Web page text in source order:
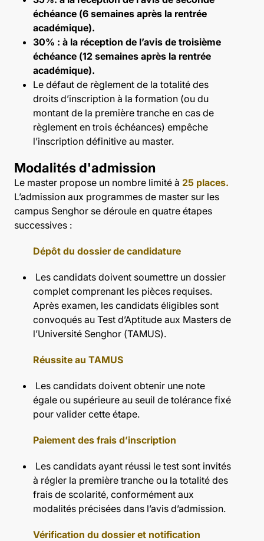
échéance (6 semaines après la rentrée
académique).
30% : à la réception de l’avis de troisième
échéance (12 semaines après la rentrée
académique).
Le défaut de règlement de la totalité des
droits d’inscription à la formation (ou du
montant de la première tranche en cas de
règlement en trois échéances) empêche
l’inscription définitive au master.
Modalités d'admission
Le master propose un nombre limité à 25 places.
L’admission aux programmes de master sur les
campus Senghor se déroule en quatre étapes
successives :
Dépôt du dossier de candidature
Les candidats doivent soumettre un dossier
complet comprenant les pièces requises.
Après examen, les candidats éligibles sont
convoqués au Test d’Aptitude aux Masters de
l’Université Senghor (TAMUS).
Réussite au TAMUS
Les candidats doivent obtenir une note
égale ou supérieure au seuil de tolérance fixé
pour valider cette étape.
Paiement des frais d’inscription
Les candidats ayant réussi le test sont invités
à régler la première tranche ou la totalité des
frais de scolarité, conformément aux
modalités précisées dans l’avis d’admission.
Vérification du dossier et notification